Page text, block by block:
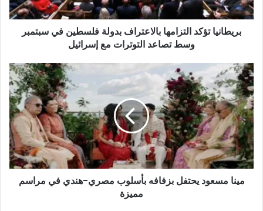
سبتمبر
وسط
تصاعد
إسرائيل
بريطانيا تؤكد التزامها بالاعتراف بدولة فلسطين في سبتمبر
وسط تصاعد التوترات مع إسرائيل
مينا
مسعود
يحتفل
بزفافه
بأسلوب
مصري-
هندي
في
مراسم
مميزة
مينا مسعود يحتفل بزفافه بأسلوب مصري-هندي في مراسم
مميزة